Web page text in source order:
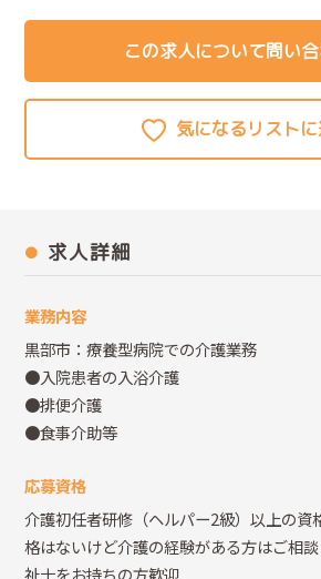
この求人について問い
求人詳細
業務内容
黒部市：療養型病院での介護業務
●入院患者の入浴介護
●排便介護
●食事介助等
応募資格
介護初任者研修（ヘルパー2級）以上の
格はないけど介護の経験がある方はご